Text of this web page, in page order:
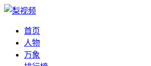
首页
人物
万象